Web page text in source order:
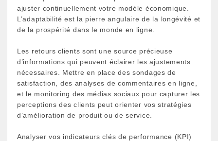
ajuster continuellement votre modèle économique.
L’adaptabilité est la pierre angulaire de la longévité et
de la prospérité dans le monde en ligne.
Les retours clients sont une source précieuse
d’informations qui peuvent éclairer les ajustements
nécessaires. Mettre en place des sondages de
satisfaction, des analyses de commentaires en ligne,
et le monitoring des médias sociaux pour capturer les
perceptions des clients peut orienter vos stratégies
d’amélioration de produit ou de service.
Analyser vos indicateurs clés de performance (KPI)